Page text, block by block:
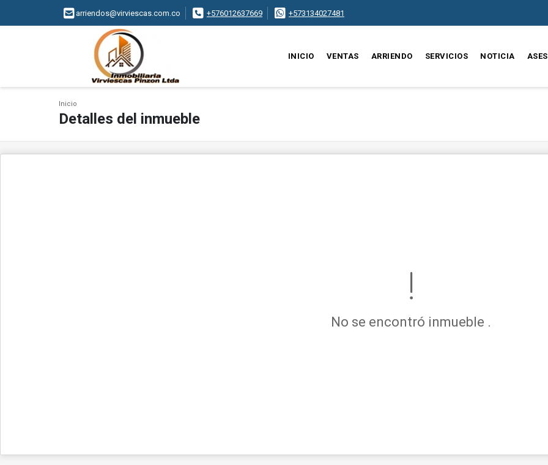
arriendos@virviescas.com.co +576012637669 +573134027481
INICIO VENTAS ARRIENDO SERVICIOS NOTICIA
Inicio
Detalles del inmueble
No se encontró inmueble .